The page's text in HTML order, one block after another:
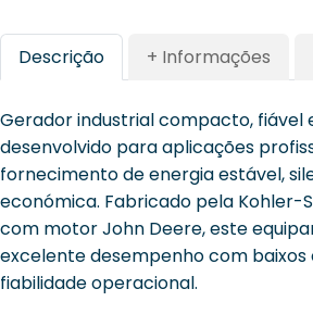
Descrição + Informações
Gerador industrial compacto, fiável
desenvolvido para aplicações
fornecimento de energia estável,
económica. Fabricado pela Kohler-
com motor John Deere, este
excelente desempenho com baixos
fiabilidade operacional.